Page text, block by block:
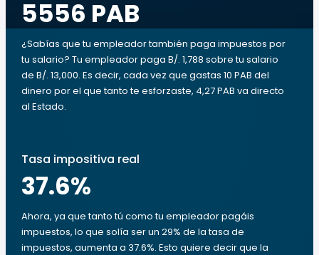
5556 PAB
¿Sabías que tu empleador también paga impuestos por
tu salario? Tu empleador paga B/. 1,788 sobre tu salario
de B/. 13,000. Es decir, cada vez que gastas 10 PAB del
dinero por el que tanto te esforzaste, 4,27 PAB va directo
al Estado.
Tasa impositiva real
37.6%
Ahora, ya que tanto tú como tu empleador pagáis
impuestos, lo que solía ser un 29% de la tasa de
impuestos, aumenta a 37.6%. Esto quiere decir que la